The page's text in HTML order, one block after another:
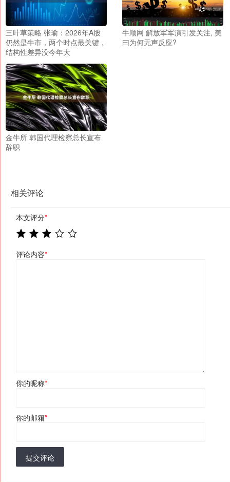
三叶草策略 张瑜：2026年A股
仍然是牛市，两个时点最关键，
结构性差异没今年大
牛顺网 解放军军演引发关注, 美
曰为何无声反应?
金牛所 韩国代理检察总长宣布
辞职
相关评论
本文评分*
评论内容*
你的昵称*
你的邮箱*
提交评论